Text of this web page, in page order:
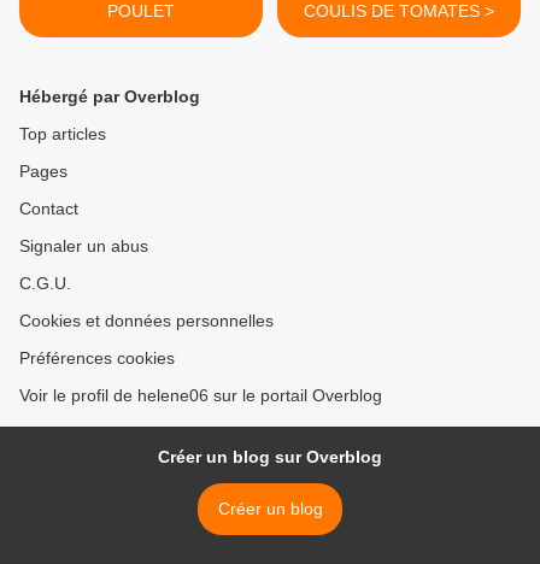
POULET
COULIS DE TOMATES >
Hébergé par Overblog
Top articles
Pages
Contact
Signaler un abus
C.G.U.
Cookies et données personnelles
Préférences cookies
Voir le profil de helene06 sur le portail Overblog
Créer un blog sur Overblog
Créer un blog